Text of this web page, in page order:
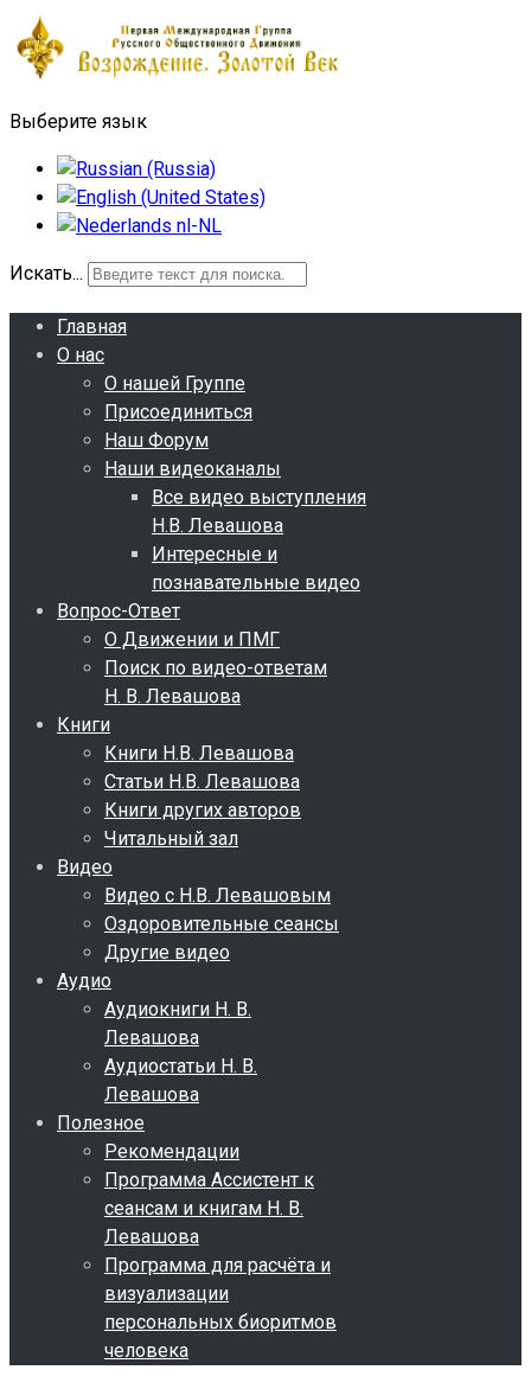
Выберите язык
Искать...
Главная
О нас
О нашей Группе
Присоединиться
Наш Форум
Наши видеоканалы
Все видео выступления
Н.В. Левашова
Интересные и
познавательные видео
Вопрос-Ответ
О Движении и ПМГ
Поиск по видео-ответам
Н. В. Левашова
Книги
Книги Н.В. Левашова
Статьи Н.В. Левашова
Книги других авторов
Читальный зал
Видео
Видео с Н.В. Левашовым
Оздоровительные сеансы
Другие видео
Аудио
Аудиокниги Н. В.
Левашова
Аудиостатьи Н. В.
Левашова
Полезное
Рекомендации
Программа Ассистент к
сеансам и книгам Н. В.
Левашова
Программа для расчёта и
визуализации
персональных биоритмов
человека